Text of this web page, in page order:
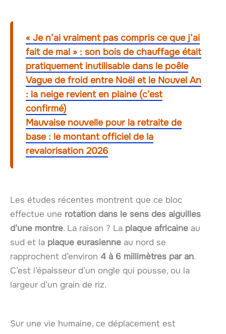
« Je n’ai vraiment pas compris ce que j’ai
fait de mal » : son bois de chauffage était
pratiquement inutilisable dans le poêle
Vague de froid entre Noël et le Nouvel An
: la neige revient en plaine (c’est
confirmé)
Mauvaise nouvelle pour la retraite de
base : le montant officiel de la
revalorisation 2026
Les études récentes montrent que ce bloc
effectue une rotation dans le sens des aiguilles
d’une montre. La raison ? La plaque africaine au
sud et la plaque eurasienne au nord se
rapprochent d’environ 4 à 6 millimètres par an.
C’est l’épaisseur d’un ongle qui pousse, ou la
largeur d’un grain de riz.
Sur une vie humaine, ce déplacement est